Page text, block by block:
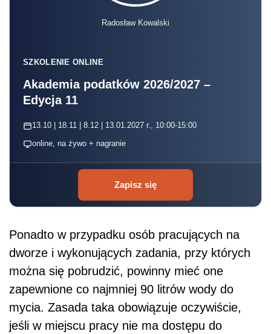
Radosław Kowalski
SZKOLENIE ONLINE
Akademia podatków 2026/2027 –
Edycja 11
13.10 | 18.11 | 8.12 | 13.01.2027 r., 10:00-15:00
online, na żywo + nagranie
Zapisz się
Ponadto w przypadku osób pracujących na
dworze i wykonujących zadania, przy których
można się pobrudzić, powinny mieć one
zapewnione co najmniej 90 litrów wody do
mycia. Zasada taka obowiązuje oczywiście,
jeśli w miejscu pracy nie ma dostępu do